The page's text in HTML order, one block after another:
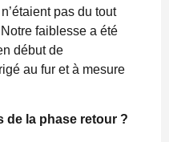
pas du tout
faiblesse a été
début de
au fur et à mesure
de la phase retour ?